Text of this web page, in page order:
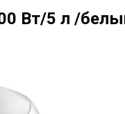
Вт/5 л /